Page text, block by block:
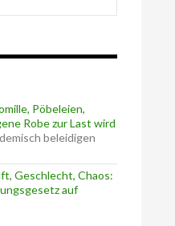
Pöbeleien,
Robe zur Last wird
beleidigen
Geschlecht, Chaos:
auf